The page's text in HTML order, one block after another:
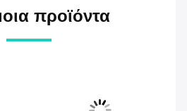
προϊόντα